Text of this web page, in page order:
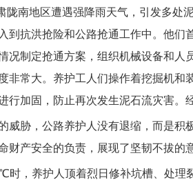
地区遭遇强降雨天气，引发多处
到抗洪抢险和公路抢通工作中。他
况制定抢通方案，组织机械设备和
非常大。养护工人们操作着挖掘机
行加固，防止再次发生泥石流灾害。
胁，公路养护人没有退缩，而是积
财产安全的负责，展现了坚韧不拔的
养护人顶着烈日修补坑槽、处理